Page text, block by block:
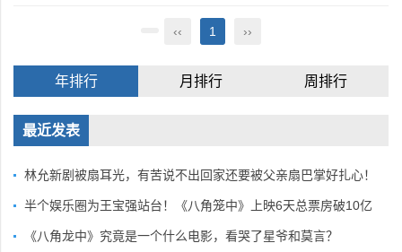
‹‹ 1 ››
年排行 月排行 周排行
最近发表
林允新剧被扇耳光，有苦说不出回家还要被父亲扇巴掌好扎心！
半个娱乐圈为王宝强站台！《八角笼中》上映6天总票房破10亿
《八角龙中》究竟是一个什么电影，看哭了星爷和莫言？